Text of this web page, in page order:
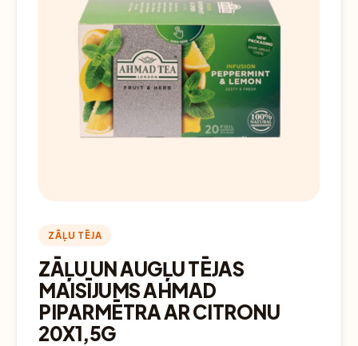
ZĀĻU TĒJA
ZĀĻU UN AUGĻU TĒJAS
MAISĪJUMS AHMAD
PIPARMĒTRA AR CITRONU
20X1,5G